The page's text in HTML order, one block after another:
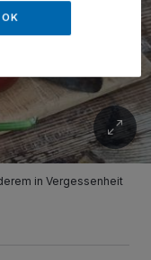
in Vergessenheit
OK